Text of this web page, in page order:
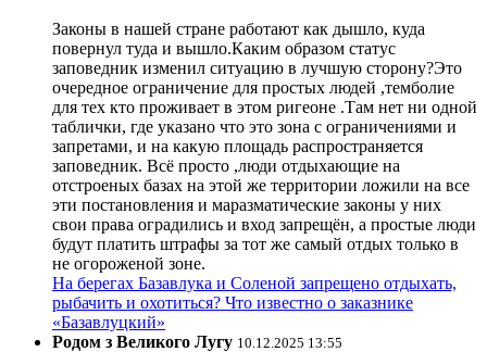
Законы в нашей стране работают как дышло, куда
повернул туда и вышло.Каким образом статус
заповедник изменил ситуацию в лучшую сторону?Это
очередное ограничение для простых людей ,темболие
для тех кто проживает в этом ригеоне .Там нет ни одной
таблички, где указано что это зона с ограничениями и
запретами, и на какую площадь распространяется
заповедник. Всё просто ,люди отдыхающие на
отстроеных базах на этой же территории ложили на все
эти постановления и маразматические законы у них
свои права оградились и вход запрещён, а простые люди
будут платить штрафы за тот же самый отдых только в
не огороженой зоне.
На берегах Базавлука и Соленой запрещено отдыхать,
рыбачить и охотиться? Что известно о заказнике
«Базавлуцкий»
Родом з Великого Лугу 10.12.2025 13:55